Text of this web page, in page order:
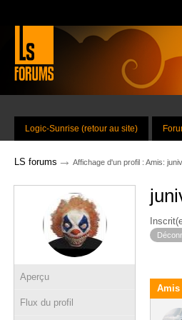
Logic-Sunrise (retour au site)
LS forums → Affichage d'un profil : Amis:
Aperçu
Flux du profil
Amis